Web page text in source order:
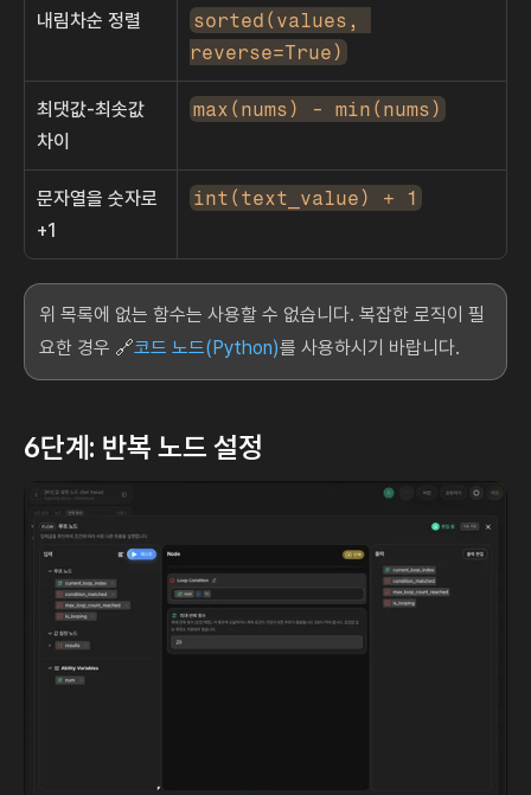
내림차순 정렬
sorted(values,
reverse=True)
최댓값-최솟값
차이
max(nums) - min(nums)
문자열을 숫자로
+1
int(text_value) + 1
위 목록에 없는 함수는 사용할 수 없습니다. 복잡한 로직이 필
요한 경우 🔗코드 노드(Python)를 사용하시기 바랍니다.
6단계: 반복 노드 설정